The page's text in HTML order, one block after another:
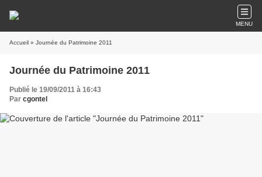
MENU
Accueil » Journée du Patrimoine 2011
Journée du Patrimoine 2011
Publié le 19/09/2011 à 16:43
Par cgontel